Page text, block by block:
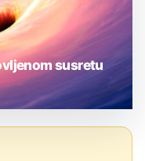
susretu